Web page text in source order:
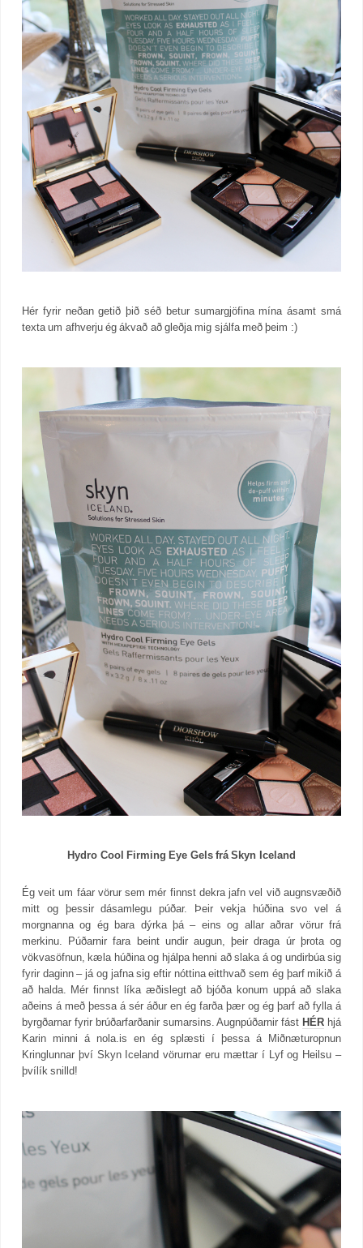
Hér fyrir neðan getið þið séð betur sumargjöfina mína ásamt smá
texta um afhverju ég ákvað að gleðja mig sjálfa með þeim :)
Hydro Cool Firming Eye Gels frá Skyn Iceland
Ég veit um fáar vörur sem mér finnst dekra jafn vel við augnsvæðið
mitt og þessir dásamlegu púðar. Þeir vekja húðina svo vel á
morgnanna og ég bara dýrka þá – eins og allar aðrar vörur frá
merkinu. Púðarnir fara beint undir augun, þeir draga úr þrota og
vökvasöfnun, kæla húðina og hjálpa henni að slaka á og undirbúa sig
fyrir daginn – já og jafna sig eftir nóttina eitthvað sem ég þarf mikið á
að halda. Mér finnst líka æðislegt að bjóða konum uppá að slaka
aðeins á með þessa á sér áður en ég farða þær og ég þarf að fylla á
byrgðarnar fyrir brúðarfarðanir sumarsins. Augnpúðarnir fást HÉR hjá
Karin minni á nola.is en ég splæsti í þessa á Miðnæturopnun
Kringlunnar því Skyn Iceland vörurnar eru mættar í Lyf og Heilsu –
þvílík snilld!